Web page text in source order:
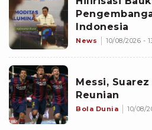
Indonesia
News 10/08/2026 -
Messi,
Reunian
Bola Dunia 10/08/